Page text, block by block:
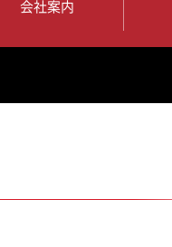
会社案内